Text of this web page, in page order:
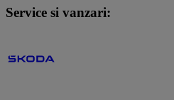
Service si vanzari: